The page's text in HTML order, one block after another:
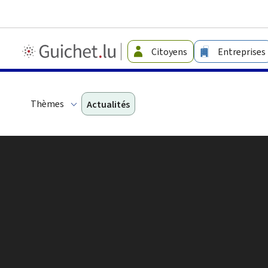
Guichet.lu
-
facile
Citoyens Entreprises
Thèmes Actualités